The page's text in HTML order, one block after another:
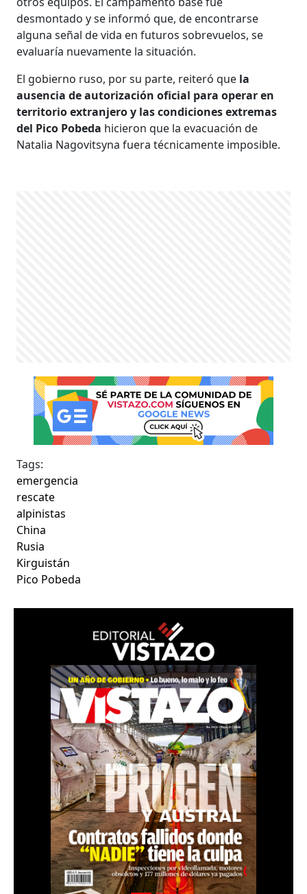
desmontado y se informó que, de encontrarse
alguna señal de vida en futuros sobrevuelos, se
evaluaría nuevamente la situación.
El gobierno ruso, por su parte, reiteró que la
ausencia de autorización oficial para operar en
territorio extranjero y las condiciones extremas
del Pico Pobeda hicieron que la evacuación de
Natalia Nagovitsyna fuera técnicamente imposible.
Tags:
emergencia
rescate
alpinistas
China
Rusia
Kirguistán
Pico Pobeda